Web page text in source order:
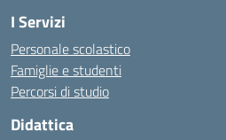
I Servizi
Personale scolastico
Famiglie e studenti
Percorsi di studio
Didattica